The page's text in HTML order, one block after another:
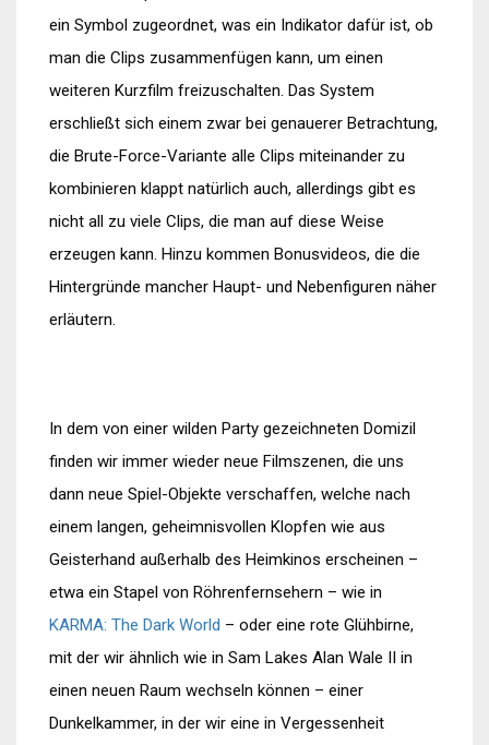
ein Symbol zugeordnet, was ein Indikator dafür ist, ob
man die Clips zusammenfügen kann, um einen
weiteren Kurzfilm freizuschalten. Das System
erschließt sich einem zwar bei genauerer Betrachtung,
die Brute-Force-Variante alle Clips miteinander zu
kombinieren klappt natürlich auch, allerdings gibt es
nicht all zu viele Clips, die man auf diese Weise
erzeugen kann. Hinzu kommen Bonusvideos, die die
Hintergründe mancher Haupt- und Nebenfiguren näher
erläutern.
In dem von einer wilden Party gezeichneten Domizil
finden wir immer wieder neue Filmszenen, die uns
dann neue Spiel-Objekte verschaffen, welche nach
einem langen, geheimnisvollen Klopfen wie aus
Geisterhand außerhalb des Heimkinos erscheinen –
etwa ein Stapel von Röhrenfernsehern – wie in
KARMA: The Dark World – oder eine rote Glühbirne,
mit der wir ähnlich wie in Sam Lakes Alan Wale II in
einen neuen Raum wechseln können – einer
Dunkelkammer, in der wir eine in Vergessenheit